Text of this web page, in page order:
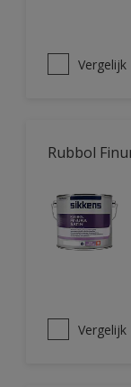
Vergelijk
Rubbol
Vergelijk